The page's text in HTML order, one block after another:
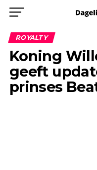
ROYALTY
Koning
geeft
prinses